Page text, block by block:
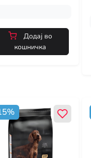
Додај во
кошничка
%